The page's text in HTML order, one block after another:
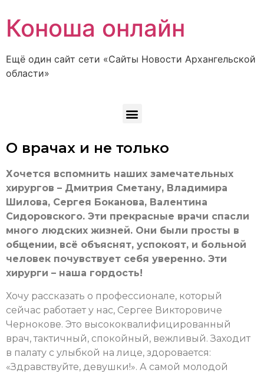
Коноша онлайн
Ещё один сайт сети «Сайты Новости Архангельской
области»
О врачах и не только
Хочется вспомнить наших замечательных
хирургов – Дмитрия Сметану, Владимира
Шилова, Сергея Боканова, Валентина
Сидоровского. Эти прекрасные врачи спасли
много людских жизней. Они были просты в
общении, всё объяснят, успокоят, и больной
человек почувствует себя уверенно. Эти
хирурги – наша гордость!
Хочу рассказать о профессионале, который
сейчас работает у нас, Сергее Викторовиче
Чернокове. Это высококвалифицированный
врач, тактичный, спокойный, вежливый. Заходит
в палату с улыбкой на лице, здоровается:
«Здравствуйте, девушки!». А самой молодой